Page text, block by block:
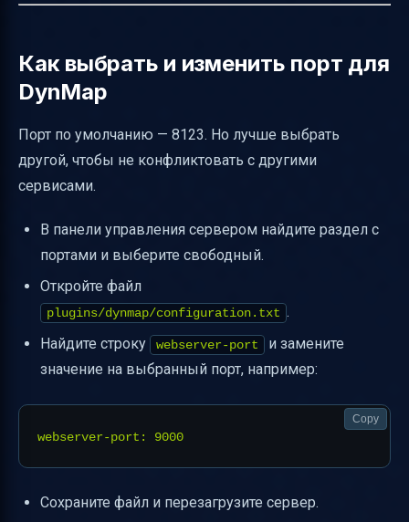
Как выбрать и изменить порт для
DynMap
Порт по умолчанию — 8123. Но лучше выбрать
другой, чтобы не конфликтовать с другими
сервисами.
В панели управления сервером найдите раздел с
портами и выберите свободный.
Откройте файл
plugins/dynmap/configuration.txt .
Найдите строку
webserver-port
и замените
значение на выбранный порт, например:
Copy
Сохраните файл и перезагрузите сервер.